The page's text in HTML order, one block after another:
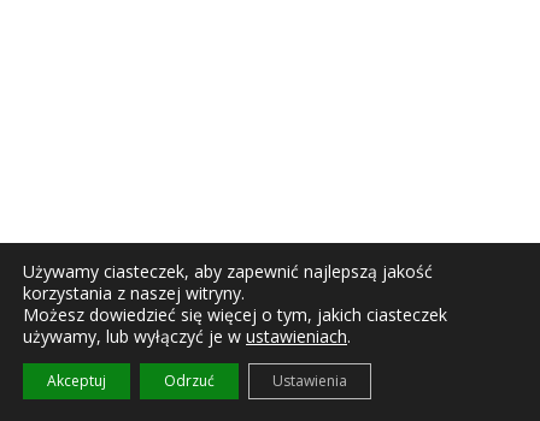
Używamy ciasteczek, aby zapewnić najlepszą jakość
korzystania z naszej witryny.
Możesz dowiedzieć się więcej o tym, jakich ciasteczek
używamy, lub wyłączyć je w ustawieniach.
Akceptuj Odrzuć Ustawienia